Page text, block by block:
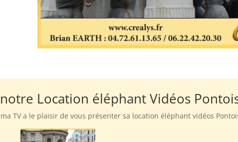
Location éléphant Vidéos
TV a le plaisir de vous présenter sa location éléphant vidéos